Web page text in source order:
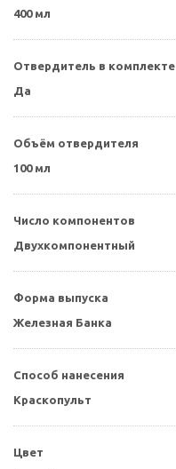
400 мл
Отвердитель в комплекте
Да
Объём отвердителя
100 мл
Число компонентов
Двухкомпонентный
Форма выпуска
Железная Банка
Способ нанесения
Краскопульт
Цвет